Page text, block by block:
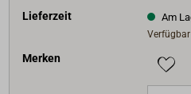
Lieferzeit Am
Merken